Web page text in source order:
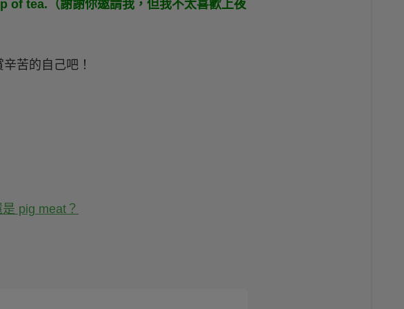
tea.（謝謝你邀請我，但我不太喜歡上夜
苦的自己吧！
pig meat？